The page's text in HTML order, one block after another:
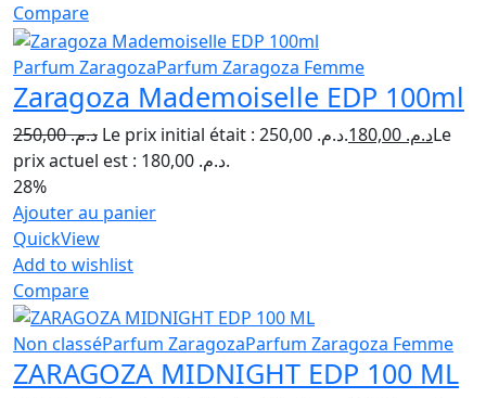
Compare
Parfum ZaragozaParfum Zaragoza Femme
Zaragoza Mademoiselle EDP 100ml
د.م.250,00 Le prix initial était : د.م. 250,00. د.م.Le
prix actuel est : د.م. 180,00.
28%
Ajouter au panier
QuickView
Add to wishlist
Compare
Non classéParfum ZaragozaParfum Zaragoza Femme
ZARAGOZA MIDNIGHT EDP 100 ML